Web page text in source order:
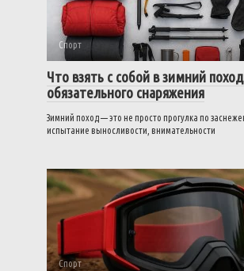
Спорт
Что взять с собой в зимний
обязательного снаряжения
Зимний поход — это не просто прогулка по
испытание выносливости, внимательности
Спорт